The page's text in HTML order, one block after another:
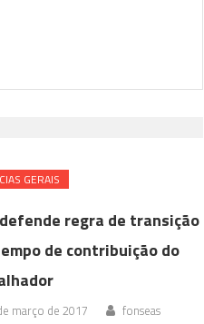
GERAIS
defende regra de transição
de contribuição do
março de 2017 fonseas